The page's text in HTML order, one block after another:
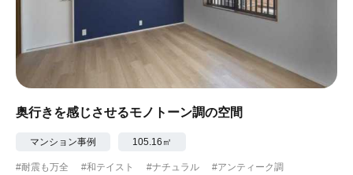
奥行きを感じさせるモノトーン調の空間
マンション事例 105.16㎡
#耐震も万全 #和テイスト #ナチュラル
#アンティーク調